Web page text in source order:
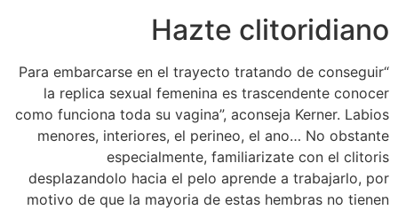
Hazte clitoridiano
“Para embarcarse en el trayecto tratando de conseguir
la replica sexual femenina es trascendente conocer
como funciona toda su vagina”, aconseja Kerner. Labios
menores, interiores, el perineo, el ano… No obstante
especialmente, familiarizate con el clitoris
desplazandolo hacia el pelo aprende a trabajarlo, por
motivo de que la mayoria de estas hembras no tienen